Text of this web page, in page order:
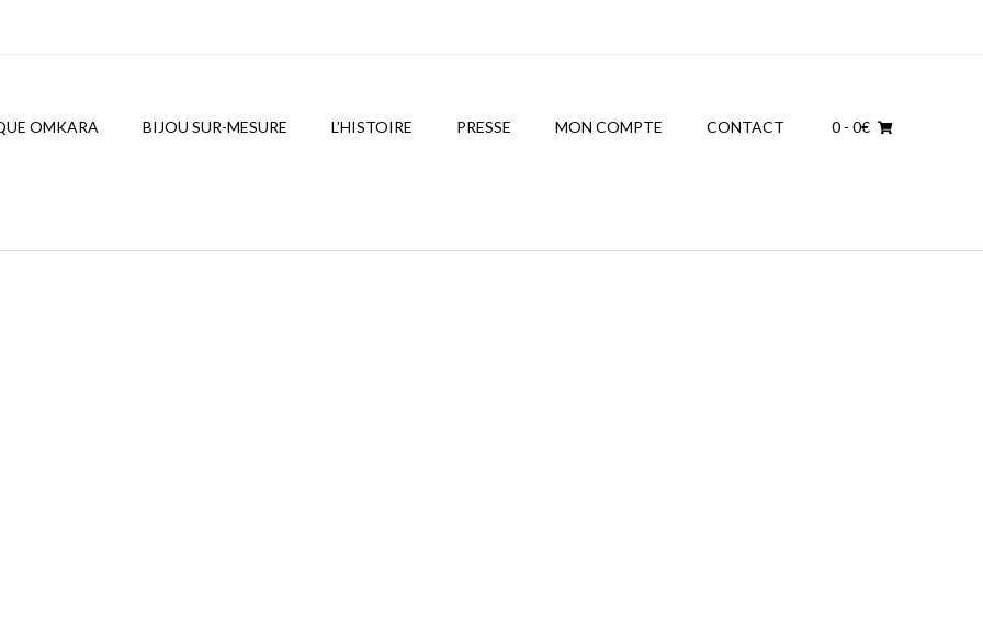
OMKARA BIJOU SUR-MESURE L’HISTOIRE PRESSE MON COMPTE CONTACT 0 - 0€